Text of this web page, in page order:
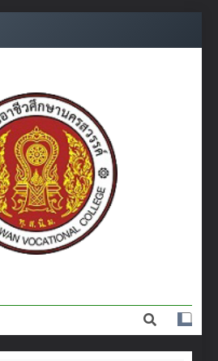
อาชีวศึกษา
นครสวรรค์